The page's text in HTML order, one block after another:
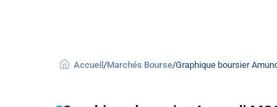
Accueil /Marchés Bourse/Graphique boursier